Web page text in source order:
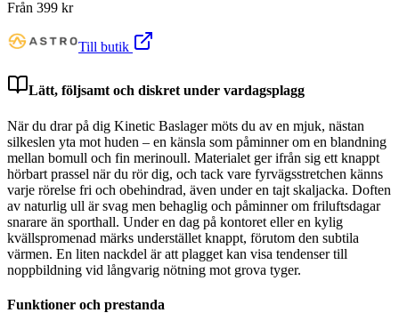
Från 399 kr
Till butik
Lätt, följsamt och diskret under vardagsplagg
När du drar på dig Kinetic Baslager möts du av en mjuk, nästan
silkeslen yta mot huden – en känsla som påminner om en blandning
mellan bomull och fin merinoull. Materialet ger ifrån sig ett knappt
hörbart prassel när du rör dig, och tack vare fyrvägsstretchen känns
varje rörelse fri och obehindrad, även under en tajt skaljacka. Doften
av naturlig ull är svag men behaglig och påminner om friluftsdagar
snarare än sporthall. Under en dag på kontoret eller en kylig
kvällspromenad märks understället knappt, förutom den subtila
värmen. En liten nackdel är att plagget kan visa tendenser till
noppbildning vid långvarig nötning mot grova tyger.
Funktioner och prestanda